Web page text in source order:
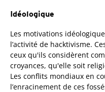
Idéologique
Les motivations
l’activité de hacktivisme.
ceux qu'ils considèrent
croyances, qu'elle soit
Les conflits mondiaux en
l’enracinement de ces